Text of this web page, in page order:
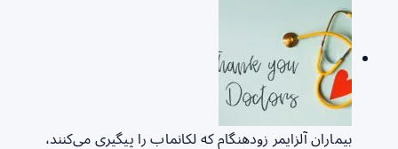
بیماران آلزایمر زودهنگام که لکانماب را پیگیری می‌کنند،